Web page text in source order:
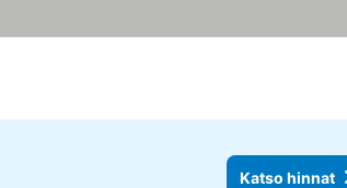
Katso hinnat